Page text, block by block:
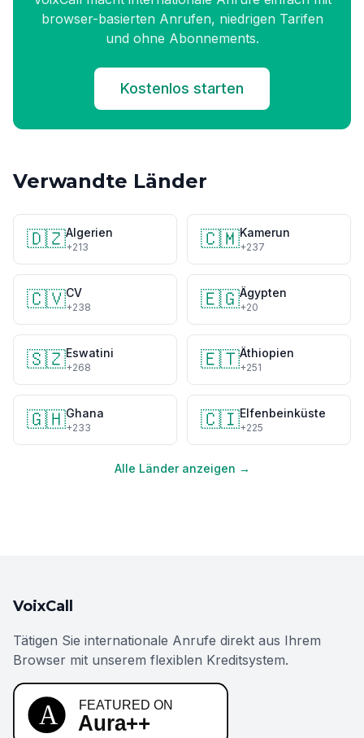
browser-basierten Anrufen, niedrigen Tarifen
und ohne Abonnements.
Kostenlos starten
Verwandte Länder
🇩🇿Algerien
+213 🇨🇲Kamerun
+237
🇨🇻CV
+238 🇪🇬Ägypten
+20
🇸🇿Eswatini
+268 🇪🇹Äthiopien
+251
🇬🇭Ghana
+233 🇨🇮Elfenbeinküste
+225
Alle Länder anzeigen →
VoixCall
Tätigen Sie internationale Anrufe direkt aus Ihrem
Browser mit unserem flexiblen Kreditsystem.